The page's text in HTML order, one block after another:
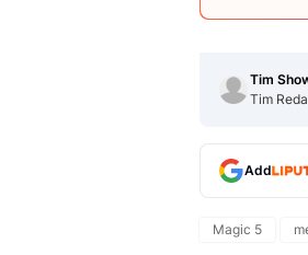
Tim
Tim
Add
Magic 5